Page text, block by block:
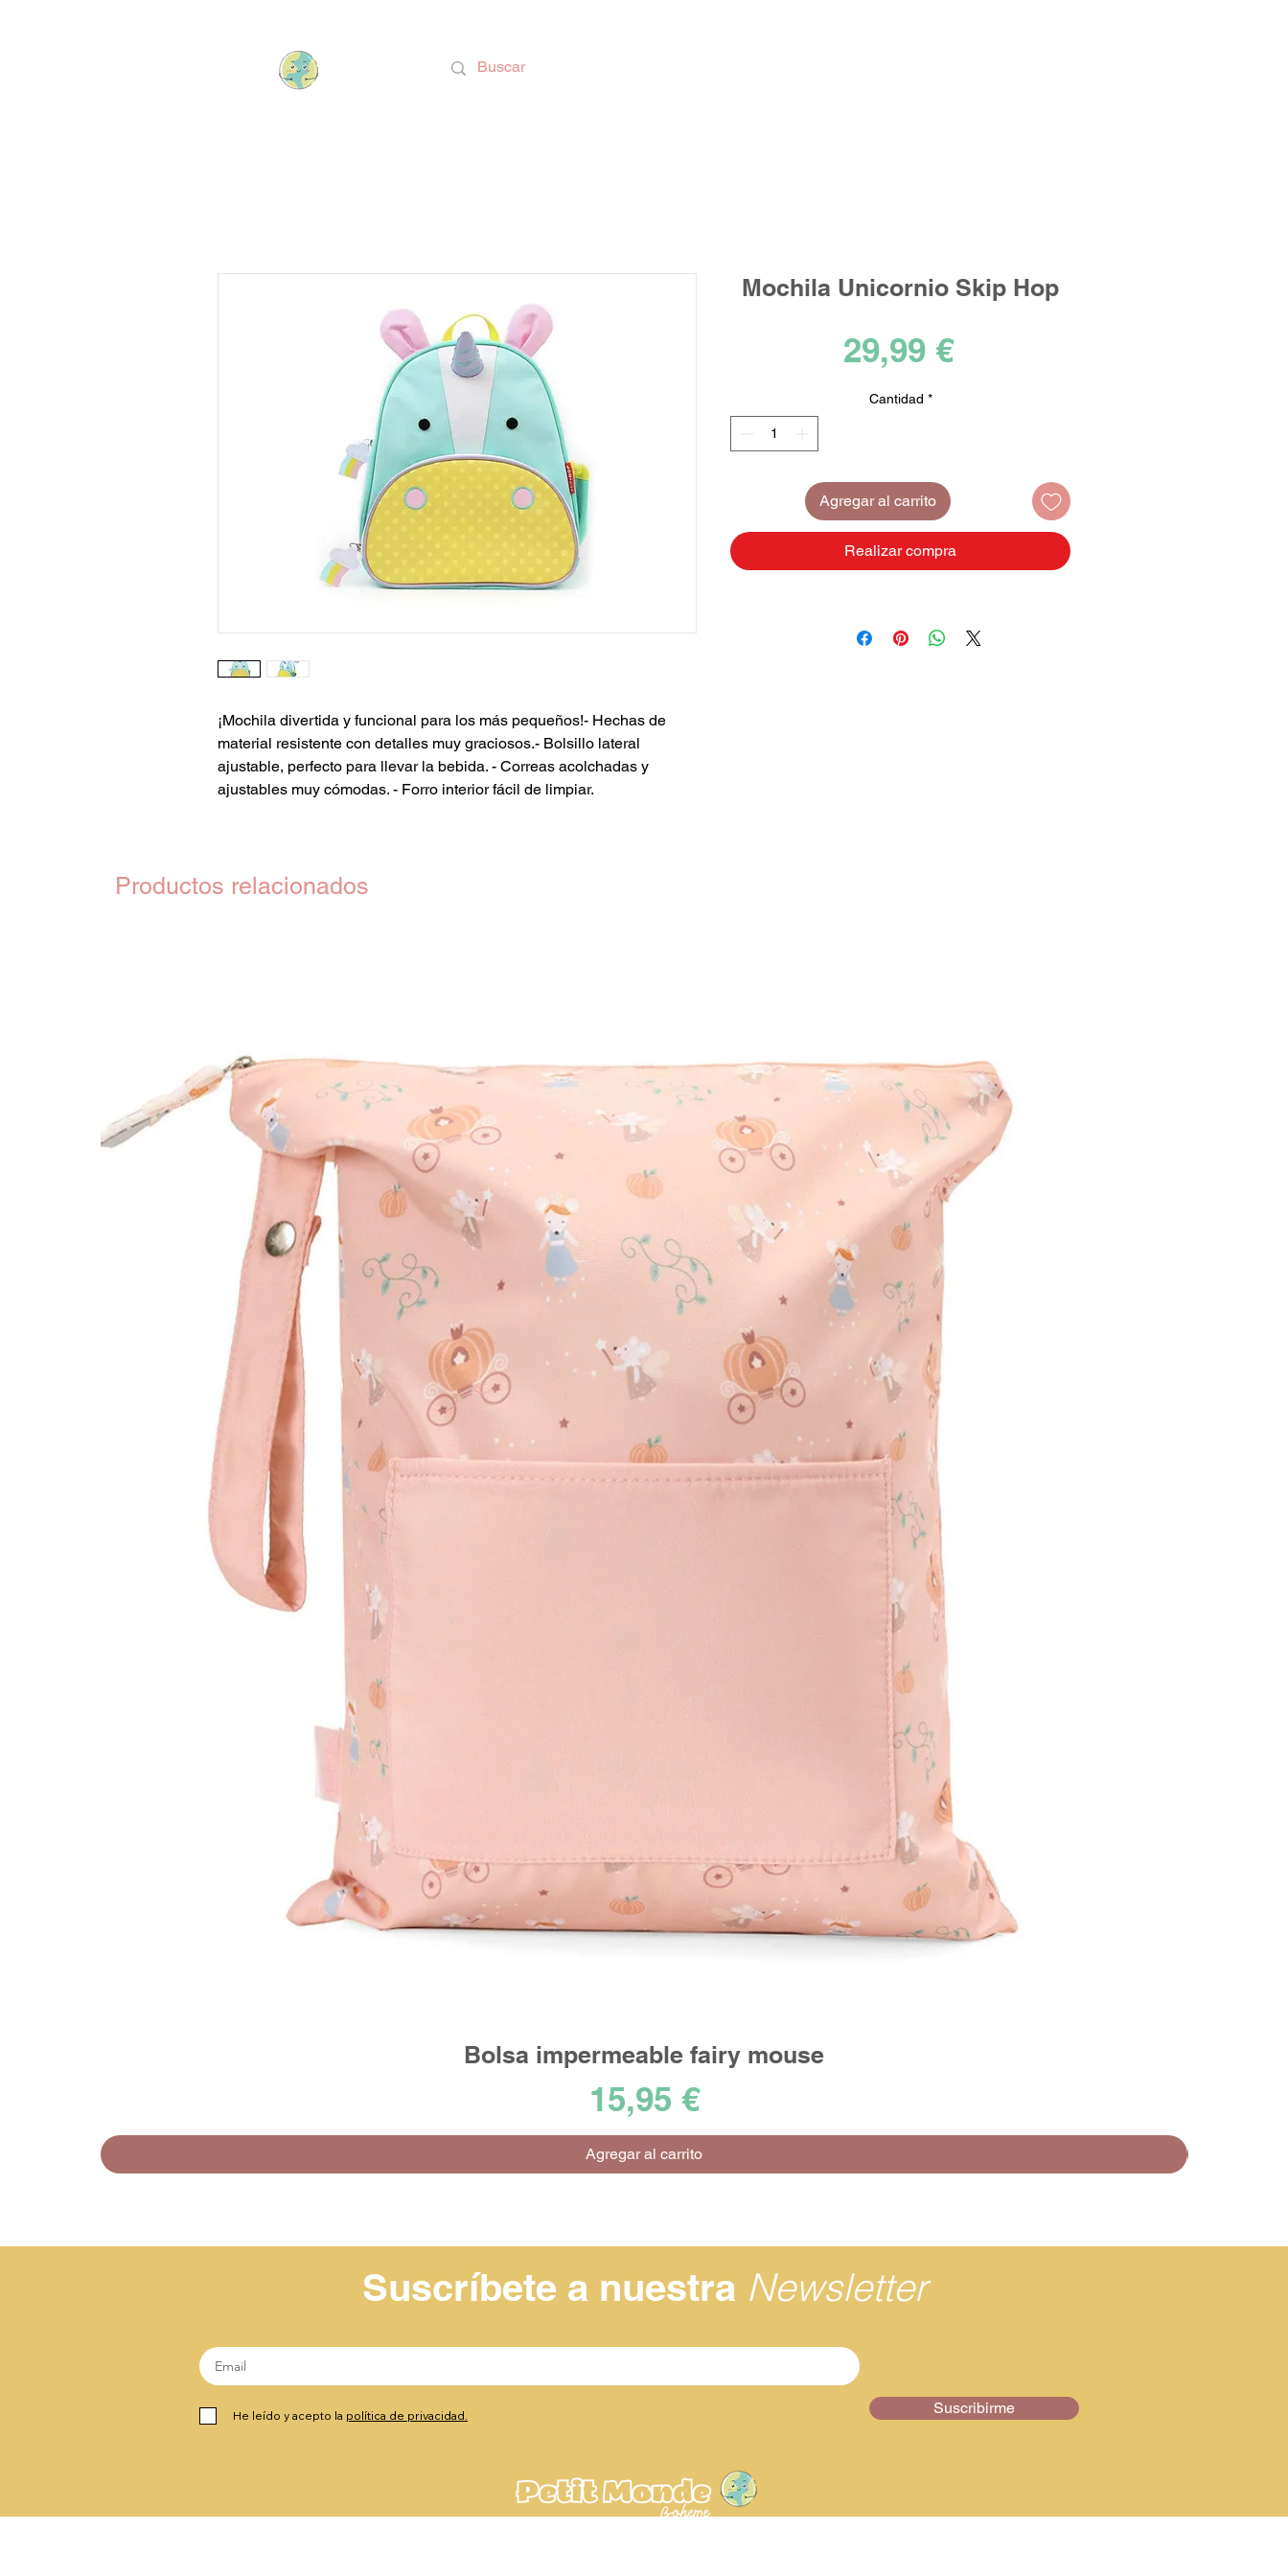
¡Mochila divertida y funcional para los más pequeños!- Hechas de
material resistente con detalles muy graciosos.- Bolsillo lateral
ajustable, perfecto para llevar la bebida. - Correas acolchadas y
ajustables muy cómodas. - Forro interior fácil de limpiar.
Mochila Unicornio Skip Hop
29,99 €Precio
Cantidad *
Agregar al carrito
Realizar compra
Productos relacionados
Vista rápida
Bolsa impermeable fairy mouse
Precio
15,95 €
Agregar al carrito
Suscríbete a nuestra Newsletter
He leído y acepto la política de privacidad. Suscribirme